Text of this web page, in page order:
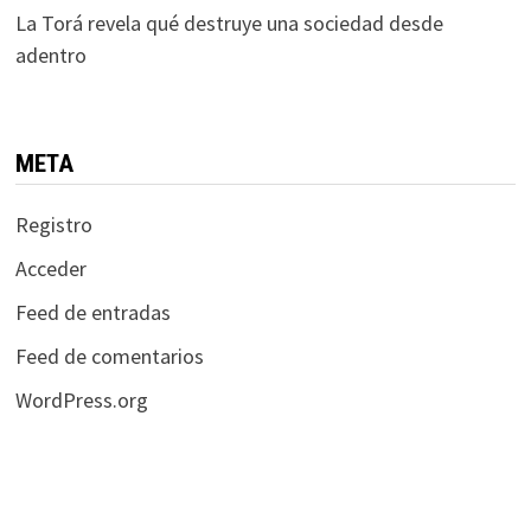
La Torá revela qué destruye una sociedad desde
adentro
META
Registro
Acceder
Feed de entradas
Feed de comentarios
WordPress.org